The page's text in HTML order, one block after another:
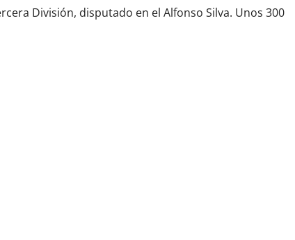
División, disputado en el Alfonso Silva. Unos 300